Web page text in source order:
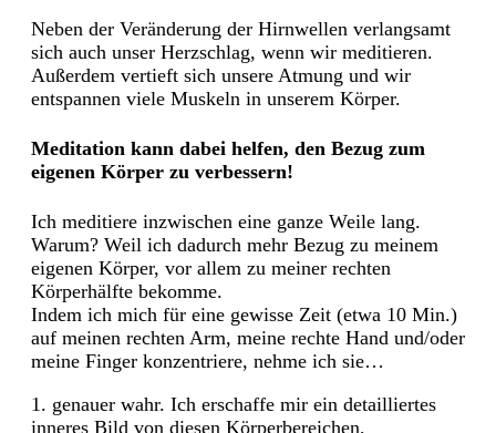
Neben der Veränderung der Hirnwellen verlangsamt
sich auch unser Herzschlag, wenn wir meditieren.
Außerdem vertieft sich unsere Atmung und wir
entspannen viele Muskeln in unserem Körper.
Meditation kann dabei helfen, den Bezug zum
eigenen Körper zu verbessern!
Ich meditiere inzwischen eine ganze Weile lang.
Warum? Weil ich dadurch mehr Bezug zu meinem
eigenen Körper, vor allem zu meiner rechten
Körperhälfte bekomme.
Indem ich mich für eine gewisse Zeit (etwa 10 Min.)
auf meinen rechten Arm, meine rechte Hand und/oder
meine Finger konzentriere, nehme ich sie…
1. genauer wahr. Ich erschaffe mir ein detailliertes
inneres Bild von diesen Körperbereichen,